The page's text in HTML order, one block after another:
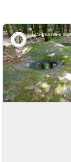
Géologie